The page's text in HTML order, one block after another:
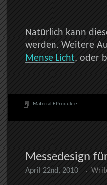
Natürlich kann
werden. Weitere
Mense Licht, oder
Material + Produkte
Messedesign
April 22nd, 2010